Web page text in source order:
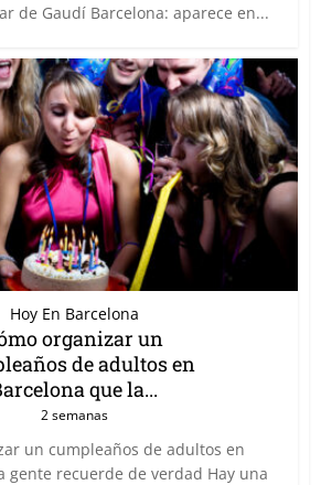
de Gaudí Barcelona: aparece en...
Hoy En Barcelona
organizar un
de adultos en
que la...
2 semanas
un cumpleaños de adultos en
gente recuerde de verdad Hay una